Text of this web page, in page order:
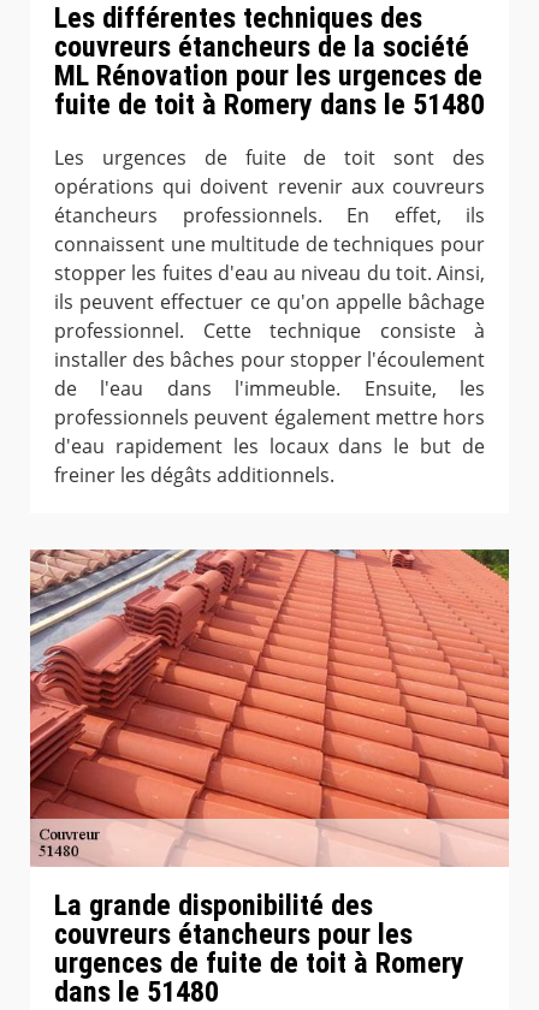
Les différentes techniques des
couvreurs étancheurs de la société
ML Rénovation pour les urgences de
fuite de toit à Romery dans le 51480
Les urgences de fuite de toit sont des
opérations qui doivent revenir aux couvreurs
étancheurs professionnels. En effet, ils
connaissent une multitude de techniques pour
stopper les fuites d'eau au niveau du toit. Ainsi,
ils peuvent effectuer ce qu'on appelle bâchage
professionnel. Cette technique consiste à
installer des bâches pour stopper l'écoulement
de l'eau dans l'immeuble. Ensuite, les
professionnels peuvent également mettre hors
d'eau rapidement les locaux dans le but de
freiner les dégâts additionnels.
La grande disponibilité des
couvreurs étancheurs pour les
urgences de fuite de toit à Romery
dans le 51480